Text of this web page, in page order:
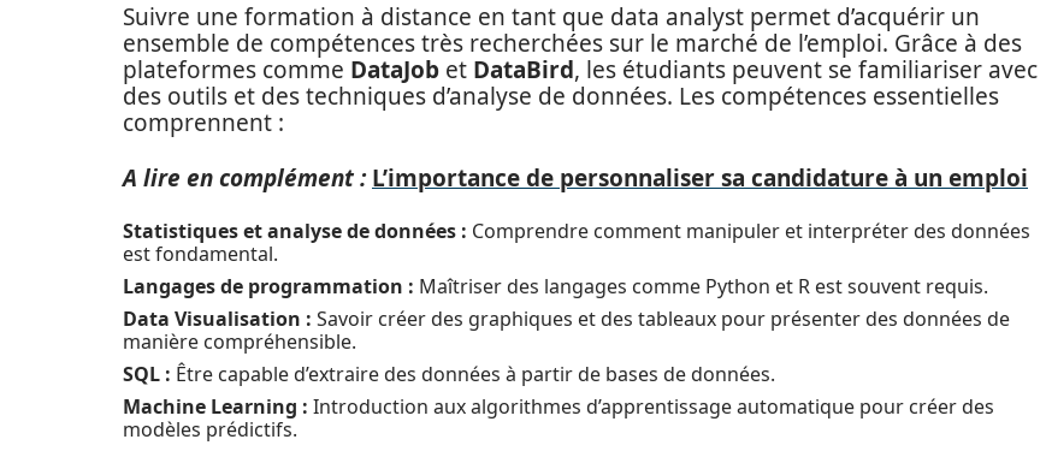
Suivre une formation à distance en tant que data analyst permet d’acquérir un
ensemble de compétences très recherchées sur le marché de l’emploi. Grâce à des
plateformes comme DataJob et DataBird, les étudiants peuvent se familiariser avec
des outils et des techniques d’analyse de données. Les compétences essentielles
comprennent :
A lire en complément : L’importance de personnaliser sa candidature à un emploi
Statistiques et analyse de données : Comprendre comment manipuler et interpréter des données
est fondamental.
Langages de programmation : Maîtriser des langages comme Python et R est souvent requis.
Data Visualisation : Savoir créer des graphiques et des tableaux pour présenter des données de
manière compréhensible.
SQL : Être capable d’extraire des données à partir de bases de données.
Machine Learning : Introduction aux algorithmes d’apprentissage automatique pour créer des
modèles prédictifs.